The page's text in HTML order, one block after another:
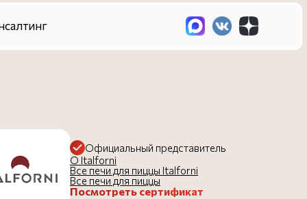
Официальный представитель
О Italforni
Все печи для пиццы Italforni
Все печи для пиццы
Посмотреть сертификат